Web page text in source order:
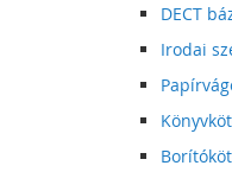
DECT
Irodai